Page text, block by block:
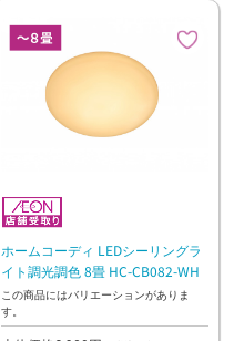
ホームコーディ LEDシーリングラ
イト調光調色 8畳 HC-CB082-WH
この商品にはバリエーションがありま
す。